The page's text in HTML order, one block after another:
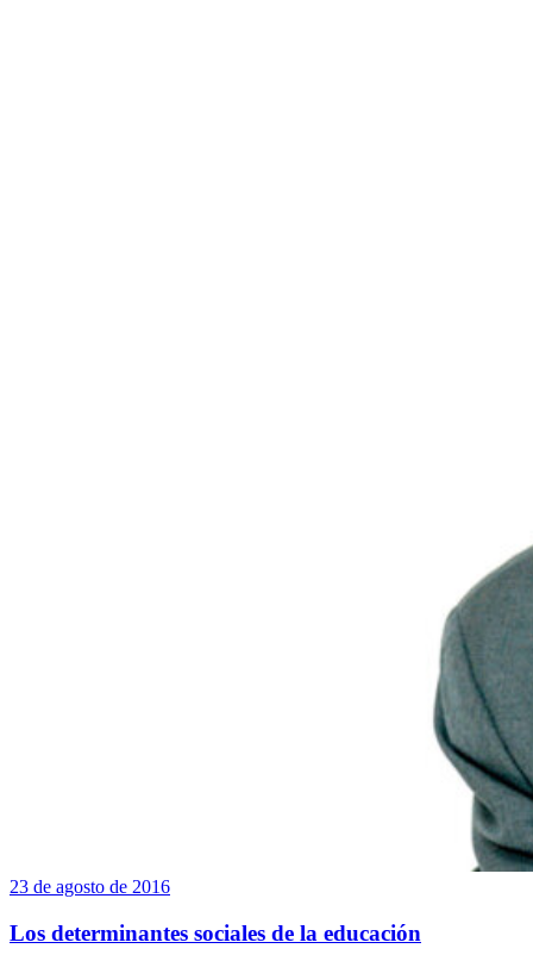
23 de agosto de 2016
Los determinantes sociales de la educación